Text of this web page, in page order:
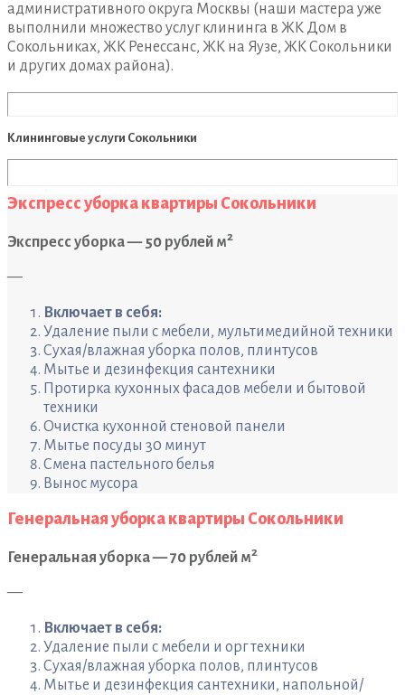
административного округа Москвы (наши мастера уже
выполнили множество услуг клининга в ЖК Дом в
Сокольниках, ЖК Ренессанс, ЖК на Яузе, ЖК Сокольники
и других домах района).
Клининговые услуги Сокольники
Экспресс уборка квартиры Сокольники
Экспресс уборка — 50 рублей м2
—
Включает в себя:
Удаление пыли с мебели, мультимедийной техники
Сухая/влажная уборка полов, плинтусов
Мытье и дезинфекция сантехники
Протирка кухонных фасадов мебели и бытовой
техники
Очистка кухонной стеновой панели
Мытье посуды 30 минут
Смена пастельного белья
Вынос мусора
Генеральная уборка квартиры Сокольники
Генеральная уборка — 70 рублей м2
—
Включает в себя:
Удаление пыли с мебели и орг техники
Сухая/влажная уборка полов, плинтусов
Мытье и дезинфекция сантехники, напольной/